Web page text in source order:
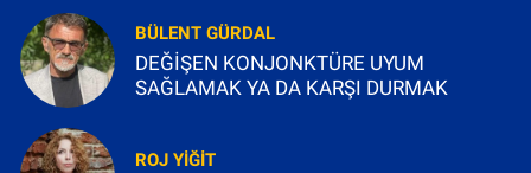
BÜLENT GÜRDAL
DEĞİŞEN KONJONKTÜRE UYUM
SAĞLAMAK YA DA KARŞI DURMAK
ROJ YIĞIT